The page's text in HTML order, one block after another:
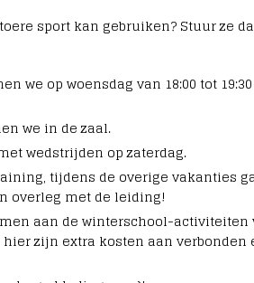
sport kan gebruiken? Stuur ze
we op woensdag van 18:00 tot
we in de zaal.
wedstrijden op zaterdag.
tijdens de overige vakanties
overleg met de leiding!
aan de winterschool-activiteiten
zijn extra kosten aan verbonden